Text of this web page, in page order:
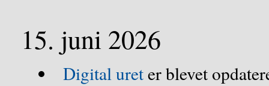
15. juni 2026
Digital ureter blevet